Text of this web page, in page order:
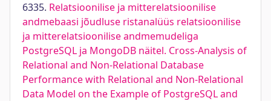
6335. Relatsioonilise ja mitterelatsioonilise
andmebaasi jõudluse ristanalüüs relatsioonilise
ja mitterelatsioonilise andmemudeliga
PostgreSQL ja MongoDB näitel. Cross-Analysis of
Relational and Non-Relational Database
Performance with Relational and Non-Relational
Data Model on the Example of PostgreSQL and